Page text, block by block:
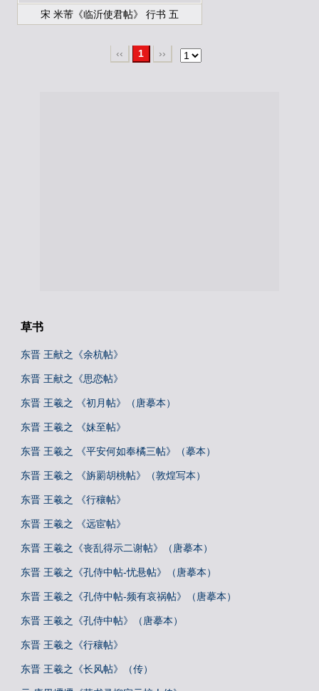
宋 米芾《临沂使君帖》 行书 五
‹‹ 1 ››
草书
东晋 王献之《余杭帖》
东晋 王献之《思恋帖》
东晋 王羲之 《初月帖》（唐摹本）
东晋 王羲之 《妹至帖》
东晋 王羲之 《平安何如奉橘三帖》（摹本）
东晋 王羲之 《旃罽胡桃帖》（敦煌写本）
东晋 王羲之 《行穰帖》
东晋 王羲之 《远宦帖》
东晋 王羲之《丧乱得示二谢帖》（唐摹本）
东晋 王羲之《孔侍中帖-忧悬帖》（唐摹本）
东晋 王羲之《孔侍中帖-频有哀祸帖》（唐摹本）
东晋 王羲之《孔侍中帖》（唐摹本）
东晋 王羲之《行穰帖》
东晋 王羲之《长风帖》（传）